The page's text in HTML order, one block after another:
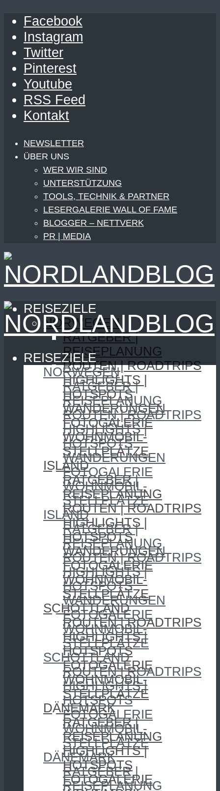
Facebook
Instagram
Twitter
Pinterest
Youtube
RSS Feed
Kontakt
NEWSLETTER
ÜBER UNS
WER WIR SIND
UNTERSTÜTZUNG
TOOLS, TECHNIK & PARTNER
LESERGALERIE WALL OF FAME
BLOGGER – NETTVERK
PR | MEDIA
REISEZIELE
NORWEGEN
RATGEBER |
REISEPLANUNG
ROUTEN | ROADTRIPS
HIGHLIGHTS |
HOTSPOTS
WANDERUNGEN
FOTOGALERIE
WOHNMOBIL-
STELLPLÄTZE
ISLAND
RATGEBER |
REISEPLANUNG
ROUTEN | ROADTRIPS
HIGHLIGHTS |
HOTSPOTS
WANDERUNGEN
FOTOGALERIE
WOHNMOBIL-
STELLPLÄTZE
SCHOTTLAND
ROUTEN | ROADTRIPS
HIGHLIGHTS |
HOTSPOTS
FOTOGALERIE
WOHNMOBIL-
STELLPLÄTZE
DÄNEMARK
RATGEBER |
REISEPLANUNG
HIGHLIGHTS |
HOTSPOTS
FOTOGALERIE
REISEZIELE
NORWEGEN
RATGEBER |
REISEPLANUNG
ROUTEN | ROADTRIPS
HIGHLIGHTS |
HOTSPOTS
WANDERUNGEN
FOTOGALERIE
WOHNMOBIL-
STELLPLÄTZE
ISLAND
RATGEBER |
REISEPLANUNG
ROUTEN | ROADTRIPS
HIGHLIGHTS |
HOTSPOTS
WANDERUNGEN
FOTOGALERIE
WOHNMOBIL-
STELLPLÄTZE
SCHOTTLAND
ROUTEN | ROADTRIPS
HIGHLIGHTS |
HOTSPOTS
FOTOGALERIE
WOHNMOBIL-
STELLPLÄTZE
DÄNEMARK
RATGEBER |
REISEPLANUNG